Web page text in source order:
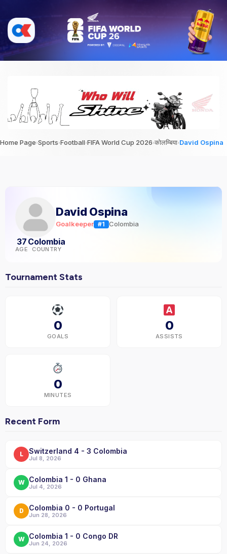
Home Page›Sports›Football›FIFA World Cup 2026›कोलम्बिया›David Ospina
David Ospina
Goalkeeper #1 Colombia
37
AGE
Colombia
COUNTRY
Tournament Stats
0
GOALS
0
ASSISTS
0
MINUTES
Recent Form
L Switzerland 4 - 3 Colombia
Jul 8, 2026
W Colombia 1 - 0 Ghana
Jul 4, 2026
D Colombia 0 - 0 Portugal
Jun 28, 2026
W Colombia 1 - 0 Congo DR
Jun 24, 2026